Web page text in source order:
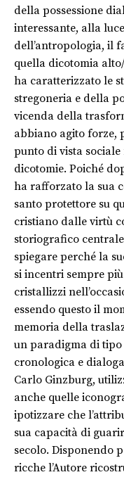
della possessione
interessante, alla
dell’antropologia, il
quella dicotomia
ha caratterizzato le
stregoneria e della
vicenda della
abbiano agito forze,
punto di vista
dicotomie. Poiché
ha rafforzato la sua
santo protettore su
cristiano dalle virtù
storiografico
spiegare perché la
si incentri sempre
cristallizzi
essendo questo il
memoria della
un paradigma di
cronologica e
Carlo Ginzburg,
anche quelle
ipotizzare che
sua capacità di
secolo. Disponendo
ricche l’Autore